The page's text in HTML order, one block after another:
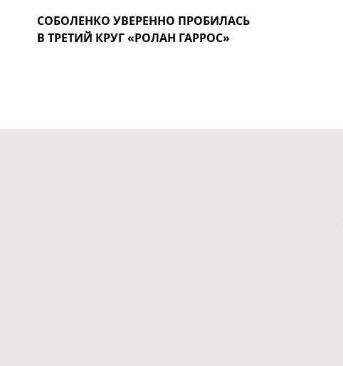
СОБОЛЕНКО УВЕРЕННО ПРОБИЛАСЬ
В ТРЕТИЙ КРУГ «РОЛАН ГАРРОС»